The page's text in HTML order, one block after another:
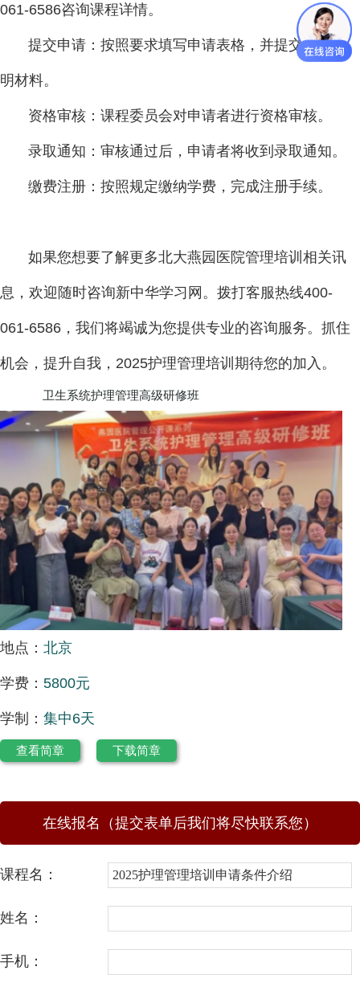
061-6586咨询课程详情。
提交申请：按照要求填写申请表格，并提交相关证
明材料。
资格审核：课程委员会对申请者进行资格审核。
录取通知：审核通过后，申请者将收到录取通知。
缴费注册：按照规定缴纳学费，完成注册手续。
如果您想要了解更多北大燕园医院管理培训相关讯
息，欢迎随时咨询新中华学习网。拨打客服热线400-
061-6586，我们将竭诚为您提供专业的咨询服务。抓住
机会，提升自我，2025护理管理培训期待您的加入。
卫生系统护理管理高级研修班
地点： 北京
学费： 5800元
学制： 集中6天
查看简章 下载简章
在线报名（提交表单后我们将尽快联系您）
课程名：
姓名：
手机：